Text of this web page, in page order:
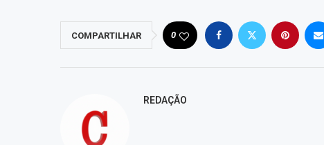
COMPARTILHAR 0
REDAÇÃO